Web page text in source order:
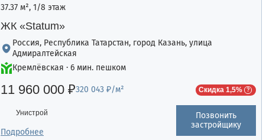
37.37 м², 1/8 этаж
ЖК «Statum»
Россия, Республика Татарстан, город Казань, улица
Адмиралтейская
Кремлёвская · 6 мин. пешком
11 960 000 ₽320 043 ₽/м² Скидка 1,5%
Унистрой
Позвонить
застройщику
Подробнее